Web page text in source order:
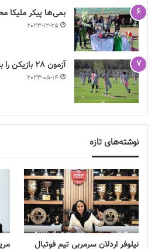
بمی‌ها پیکر ملیکا
2023-12-25
آزمون 28 بازیکن را به اردو فرا خواند
2023-05-14
نوشته‌های تازه
نیلوفر اردلان سرمربی تیم فوتبال